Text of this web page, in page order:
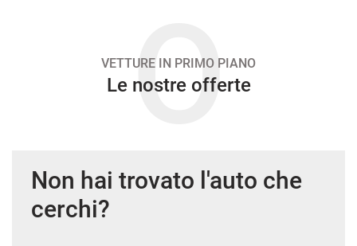
O
VETTURE IN PRIMO PIANO
Le nostre offerte
Non hai trovato l'auto che
cerchi?